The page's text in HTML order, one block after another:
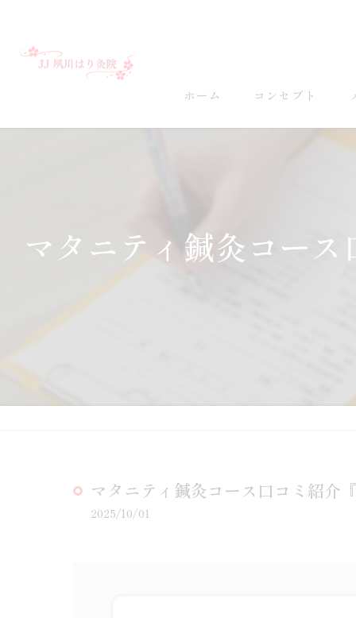
ホーム コンセプト
マタニティ鍼灸コー
マタニティ鍼灸コース口コミ紹介
2025/10/01